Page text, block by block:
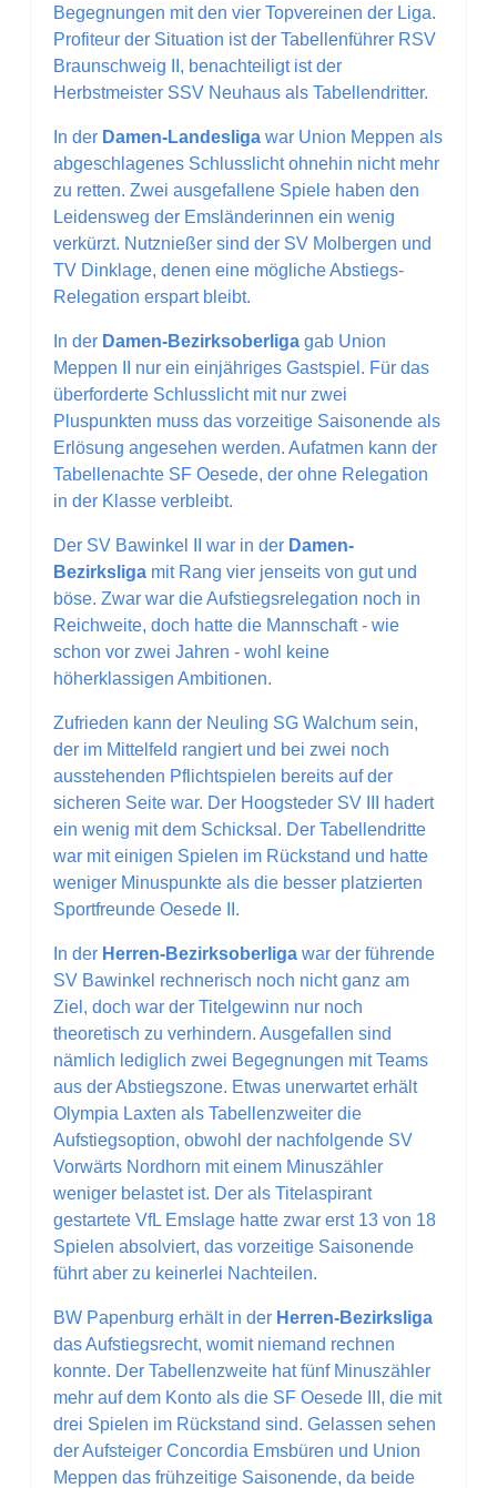
Begegnungen mit den vier Topvereinen der Liga.
Profiteur der Situation ist der Tabellenführer RSV
Braunschweig II, benachteiligt ist der
Herbstmeister SSV Neuhaus als Tabellendritter.
In der Damen-Landesliga war Union Meppen als
abgeschlagenes Schlusslicht ohnehin nicht mehr
zu retten. Zwei ausgefallene Spiele haben den
Leidensweg der Emsländerinnen ein wenig
verkürzt. Nutznießer sind der SV Molbergen und
TV Dinklage, denen eine mögliche Abstiegs-
Relegation erspart bleibt.
In der Damen-Bezirksoberliga gab Union
Meppen II nur ein einjähriges Gastspiel. Für das
überforderte Schlusslicht mit nur zwei
Pluspunkten muss das vorzeitige Saisonende als
Erlösung angesehen werden. Aufatmen kann der
Tabellenachte SF Oesede, der ohne Relegation
in der Klasse verbleibt.
Der SV Bawinkel II war in der Damen-
Bezirksliga mit Rang vier jenseits von gut und
böse. Zwar war die Aufstiegsrelegation noch in
Reichweite, doch hatte die Mannschaft - wie
schon vor zwei Jahren - wohl keine
höherklassigen Ambitionen.
Zufrieden kann der Neuling SG Walchum sein,
der im Mittelfeld rangiert und bei zwei noch
ausstehenden Pflichtspielen bereits auf der
sicheren Seite war. Der Hoogsteder SV III hadert
ein wenig mit dem Schicksal. Der Tabellendritte
war mit einigen Spielen im Rückstand und hatte
weniger Minuspunkte als die besser platzierten
Sportfreunde Oesede II.
In der Herren-Bezirksoberliga war der führende
SV Bawinkel rechnerisch noch nicht ganz am
Ziel, doch war der Titelgewinn nur noch
theoretisch zu verhindern. Ausgefallen sind
nämlich lediglich zwei Begegnungen mit Teams
aus der Abstiegszone. Etwas unerwartet erhält
Olympia Laxten als Tabellenzweiter die
Aufstiegsoption, obwohl der nachfolgende SV
Vorwärts Nordhorn mit einem Minuszähler
weniger belastet ist. Der als Titelaspirant
gestartete VfL Emslage hatte zwar erst 13 von 18
Spielen absolviert, das vorzeitige Saisonende
führt aber zu keinerlei Nachteilen.
BW Papenburg erhält in der Herren-Bezirksliga
das Aufstiegsrecht, womit niemand rechnen
konnte. Der Tabellenzweite hat fünf Minuszähler
mehr auf dem Konto als die SF Oesede III, die mit
drei Spielen im Rückstand sind. Gelassen sehen
der Aufsteiger Concordia Emsbüren und Union
Meppen das frühzeitige Saisonende, da beide